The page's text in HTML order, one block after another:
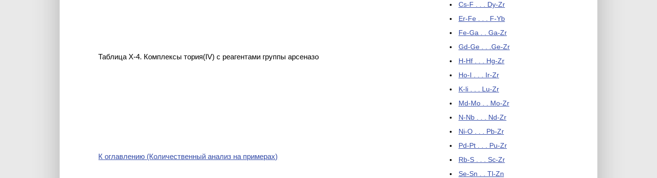
Таблица Х-4. Комплексы тория(IV) с реагентами группы арсеназо
К оглавлению (Количественный анализ на примерах)
Cs-F . . . Dy-Zr
Er-Fe . . . F-Yb
Fe-Ga . . Ga-Zr
Gd-Ge . . .Ge-Zr
H-Hf . . . Hg-Zr
Ho-I . . . Ir-Zr
K-li . . . Lu-Zr
Md-Mo . . Mo-Zr
N-Nb . . . Nd-Zr
Ni-O . . . Pb-Zr
Pd-Pt . . . Pu-Zr
Rb-S . . . Sc-Zr
Se-Sn . . Tl-Zn